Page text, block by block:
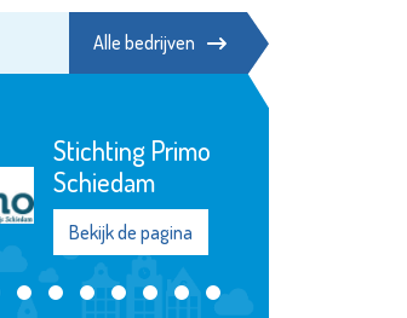
Alle bedrijven
Stichting Primo
Schiedam
Bekijk de pagina